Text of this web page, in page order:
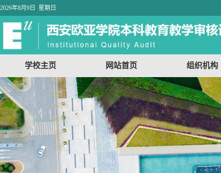
2026年8月9日 星期日
学校主页 网站首页 组织机构